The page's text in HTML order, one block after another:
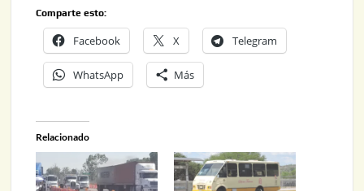
Comparte esto:
Facebook X Telegram
WhatsApp Más
Relacionado